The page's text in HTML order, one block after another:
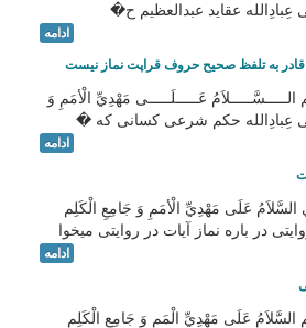
عقاید عبدالعظیم ح�
ادامه
عَـــــلَـــــى مَهْدِيِّ الْأمَمِ وَ
عِبادِالله حکم شرعی کسانی که �
ادامه
عَلَى مَهْدِيِّ الْأمَمِ وَ جَامِعِ الْكَلِم
در باره نماز آیات در روایتی میخوا
ادامه
عَلَى مَهْدِيِّ الْمَمِ وَ جَامِعِ الْكَلِم